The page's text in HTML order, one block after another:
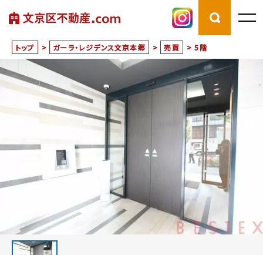
トップ > ガーラ・レジデンス文京本郷 > 売買 > 5階